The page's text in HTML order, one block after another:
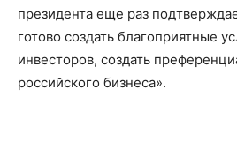
президента еще раз
готово создать благоприятные
инвесторов, создать
российского бизнеса».